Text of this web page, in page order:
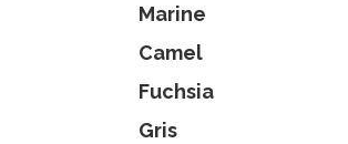
Marine
Camel
Fuchsia
Gris